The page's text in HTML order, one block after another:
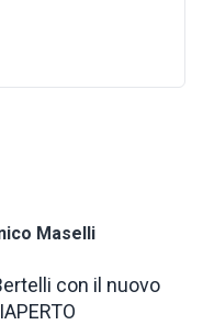
Maselli
con il nuovo